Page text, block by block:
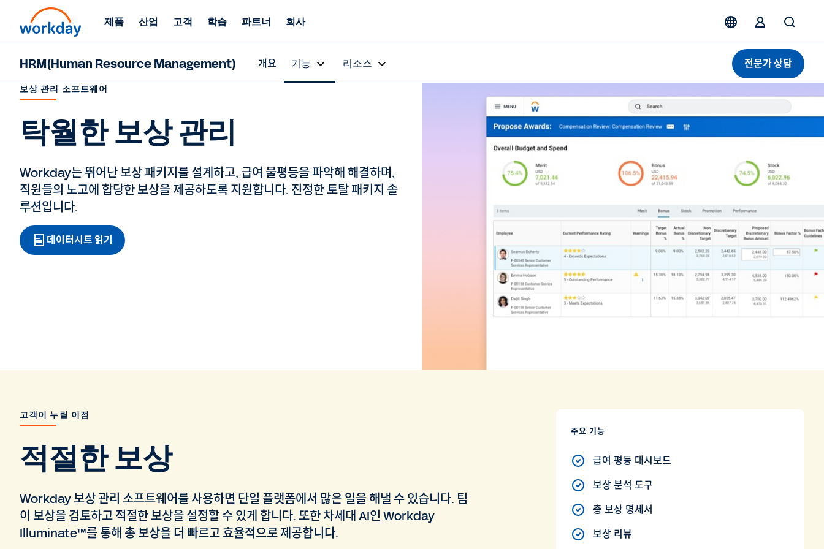
제품 산업 고객 학습 파트너 회사
HRM(Human Resource Management) 개요 기능 리소스 전문가 상담
보상 관리 소프트웨어
탁월한 보상 관리
Workday는 뛰어난 보상 패키지를 설계하고, 급여 불평등을 파악해 해결하며,
직원들의 노고에 합당한 보상을 제공하도록 지원합니다. 진정한 토탈 패키지 솔
루션입니다.
데이터시트 읽기
고객이 누릴 이점
적절한 보상
Workday 보상 관리 소프트웨어를 사용하면 단일 플랫폼에서 많은 일을 해낼 수 있습니다. 팀
이 보상을 검토하고 적절한 보상을 설정할 수 있게 합니다. 또한 차세대 AI인 Workday
Illuminate™를 통해 총 보상을 더 빠르고 효율적으로 제공합니다.
주요 기능
급여 평등 대시보드
보상 분석 도구
총 보상 명세서
보상 리뷰